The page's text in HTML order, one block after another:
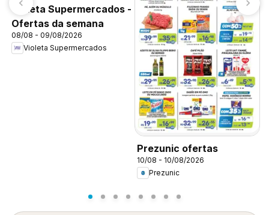
Violeta Supermercados -
Ofertas da semana
08/08 - 09/08/2026
Violeta Supermercados
Prezunic ofertas
10/08 - 10/08/2026
Prezunic